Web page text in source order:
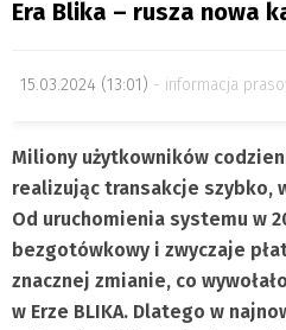
Era Blika – rusza nowa
15.03.2024 (13:01) informacja
Miliony użytkowników
realizując transakcje szybko,
Od uruchomienia systemu w
bezgotówkowy i zwyczaje
znacznej zmianie, co
w Erze BLIKA. Dlatego w